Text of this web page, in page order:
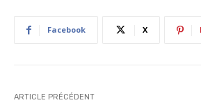
Facebook X
ARTICLE PRÉCÉDENT